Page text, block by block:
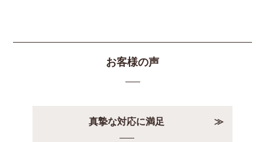
お客様の声
真摯な対応に満足